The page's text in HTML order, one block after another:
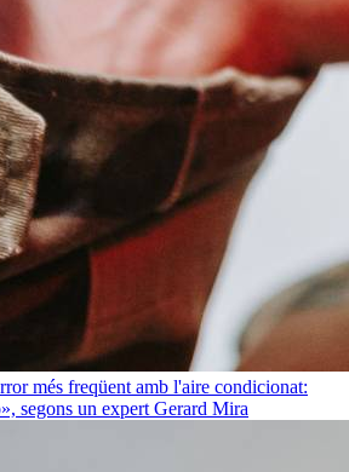
més freqüent amb l'aire condicionat:
segons un expert Gerard Mira